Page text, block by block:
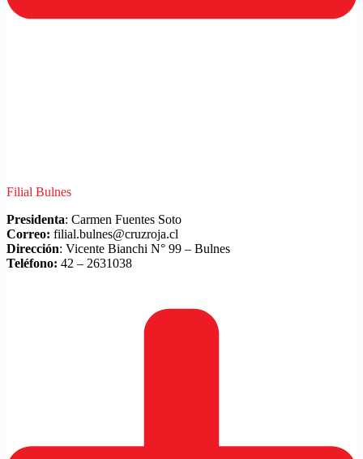
Filial Bulnes
Presidenta: Carmen Fuentes Soto
Correo: filial.bulnes@cruzroja.cl
Dirección: Vicente Bianchi N° 99 – Bulnes
Teléfono: 42 – 2631038